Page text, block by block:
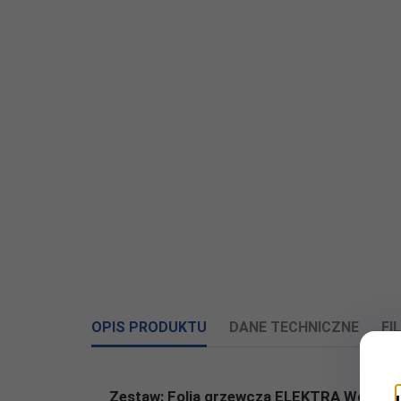
OPIS PRODUKTU DANE TECHNICZNE
Zestaw: Folia grzewcza ELEKTRA